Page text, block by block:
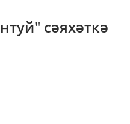
сәяхәткә